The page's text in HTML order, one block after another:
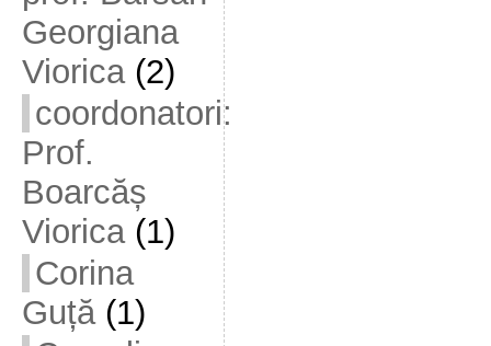
Georgiana
Viorica(2)
coordonatori:
Prof.
Boarcăș
Viorica(1)
Corina
Guță(1)